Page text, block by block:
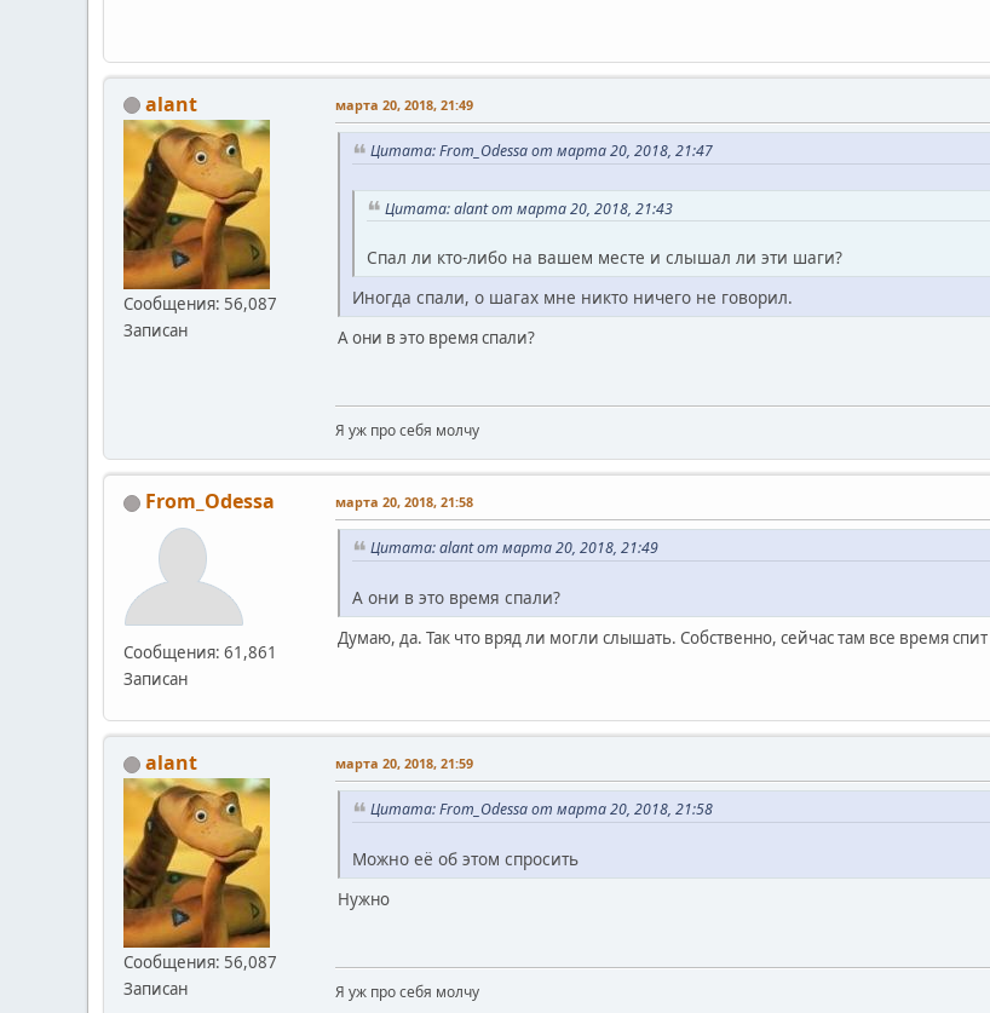
alant
Сообщения: 56,087
Записан
марта 20, 2018, 21:49
Цитата: From_Odessa от марта 20, 2018, 21:47
Цитата: alant от марта 20, 2018, 21:43
Спал ли кто-либо на вашем месте и слышал ли эти шаги?
Иногда спали, о шагах мне никто ничего не говорил.
А они в это время спали?
Я уж про себя молчу
From_Odessa
Сообщения: 61,861
Записан
марта 20, 2018, 21:58
Цитата: alant от марта 20, 2018, 21:49
А они в это время спали?
Думаю, да. Так что вряд ли могли слышать. Собственно, сейчас там все время
alant
Сообщения: 56,087
Записан
марта 20, 2018, 21:59
Цитата: From_Odessa от марта 20, 2018, 21:58
Можно её об этом спросить
Нужно
Я уж про себя молчу